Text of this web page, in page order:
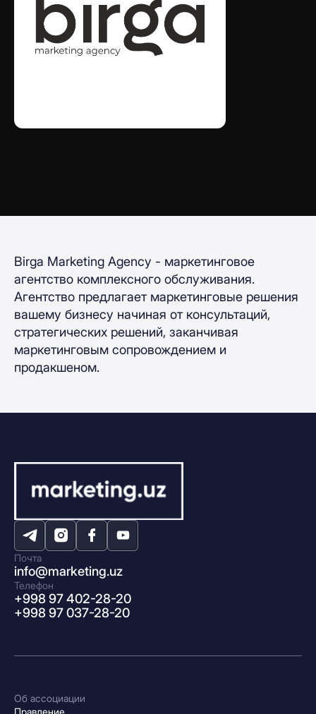
Birga Marketing Agency - маркетинговое
агентство комплексного обслуживания.
Агентство предлагает маркетинговые решения
вашему бизнесу начиная от консультаций,
стратегических решений, заканчивая
маркетинговым сопровождением и
продакшеном.
Почта
info@marketing.uz
Телефон
+998 97 402-28-20
+998 97 037-28-20
Об ассоциации
Правление